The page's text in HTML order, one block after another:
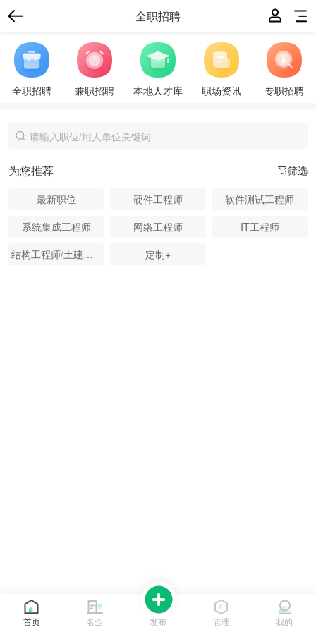
全职招聘
全职招聘 兼职招聘 本地人才库 职场资讯 专职招聘
筛选
为您推荐
最新职位 硬件工程师
软件测试工程师
系统集成工程师
网络工程师
IT工程师
结构工程师/土建工程师
定制+
首页 名企 发布 管理 我的